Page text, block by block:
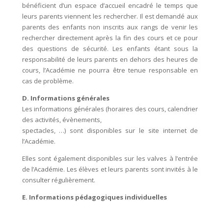
bénéficient d’un espace d’accueil encadré le temps que
leurs parents viennent les rechercher. Il est demandé aux
parents des enfants non inscrits aux rangs de venir les
rechercher directement après la fin des cours et ce pour
des questions de sécurité. Les enfants étant sous la
responsabilité de leurs parents en dehors des heures de
cours, l’Académie ne pourra être tenue responsable en
cas de problème.
D. Informations générales
Les informations générales (horaires des cours, calendrier
des activités, évènements,
spectacles, …) sont disponibles sur le site internet de
l’Académie.
Elles sont également disponibles sur les valves à l’entrée
de l’Académie. Les élèves et leurs parents sont invités à le
consulter régulièrement.
E. Informations pédagogiques individuelles